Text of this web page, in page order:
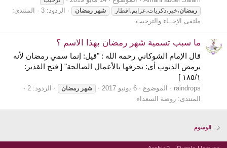
رمضان،خير،ذكريات،عزايم،افطار شهر رمضان الردود: 3
المنتدى:
ملتقى الإخــاء والترحيب
ما سبب تسمية شهر رمضان بهذا الاسم ؟
‏قال الإمام الشوكاني رحمه الله : "قيل: إنما سمي رمضان لأنه
يرمض الذنوب أي: يحرقها بالأعمال الصالحة" [ فتح القدير:
١٨٥/١ ]
raindrops الموضوع 6 يونيو 2017 شهر رمضان
الردود: 2
المنتدى: روضة السعداء
الوسوم